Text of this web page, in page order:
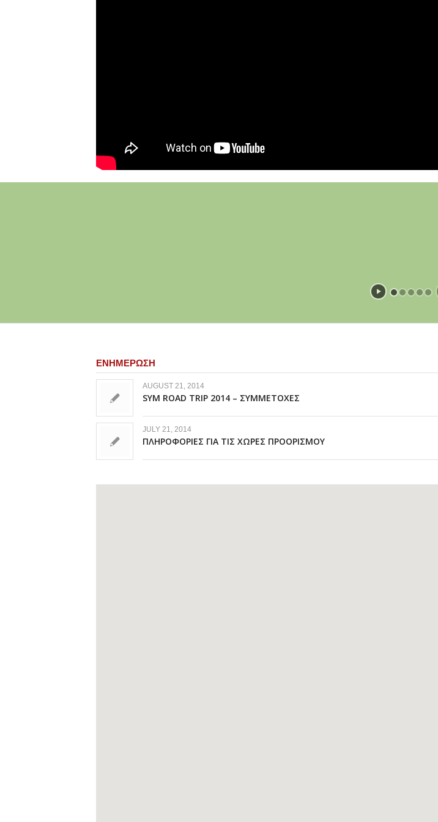
ΕΝΗΜΕΡΩΣΗ
AUGUST 21, 2014
SYM ROAD TRIP 2014 – ΣΥΜΜΕΤΟΧΕΣ
JULY 21, 2014
ΠΛΗΡΟΦΟΡΙΕΣ ΓΙΑ ΤΙΣ ΧΩΡΕΣ ΠΡΟΟΡΙΣΜΟΥ